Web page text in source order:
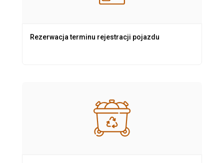
Rezerwacja terminu rejestracji pojazdu